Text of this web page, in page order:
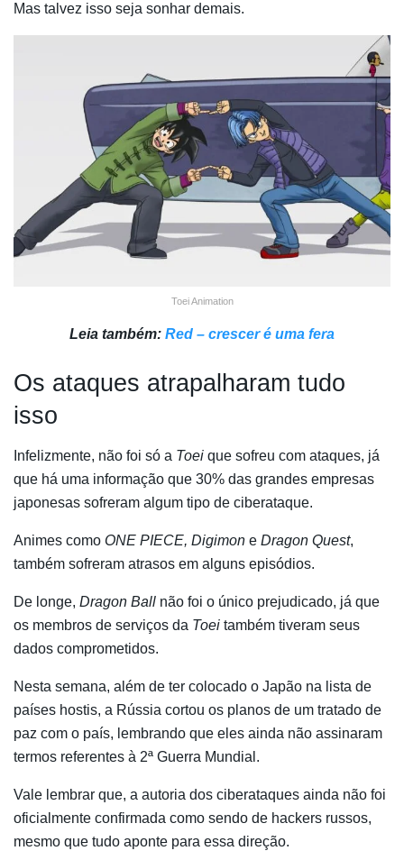
Mas talvez isso seja sonhar demais.
Toei Animation
Leia também: Red – crescer é uma fera
Os ataques atrapalharam tudo
isso
Infelizmente, não foi só a Toei que sofreu com ataques, já
que há uma informação que 30% das grandes empresas
japonesas sofreram algum tipo de ciberataque.
Animes como ONE PIECE, Digimon e Dragon Quest,
também sofreram atrasos em alguns episódios.
De longe, Dragon Ball não foi o único prejudicado, já que
os membros de serviços da Toei também tiveram seus
dados comprometidos.
Nesta semana, além de ter colocado o Japão na lista de
países hostis, a Rússia cortou os planos de um tratado de
paz com o país, lembrando que eles ainda não assinaram
termos referentes à 2ª Guerra Mundial.
Vale lembrar que, a autoria dos ciberataques ainda não foi
oficialmente confirmada como sendo de hackers russos,
mesmo que tudo aponte para essa direção.